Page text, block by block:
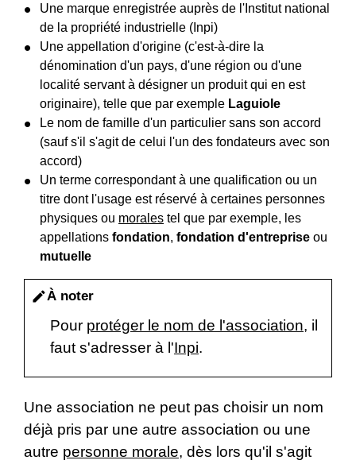
Une marque enregistrée auprès de l'Institut national
de la propriété industrielle (Inpi)
Une appellation d'origine (c'est-à-dire la
dénomination d'un pays, d'une région ou d'une
localité servant à désigner un produit qui en est
originaire), telle que par exemple Laguiole
Le nom de famille d'un particulier sans son accord
(sauf s'il s'agit de celui l'un des fondateurs avec son
accord)
Un terme correspondant à une qualification ou un
titre dont l'usage est réservé à certaines personnes
physiques ou morales tel que par exemple, les
appellations fondation, fondation d'entreprise ou
mutuelle
editÀ noter
Pour protéger le nom de l'association, il
faut s'adresser à l'Inpi.
Une association ne peut pas choisir un nom
déjà pris par une autre association ou une
autre personne morale, dès lors qu'il s'agit